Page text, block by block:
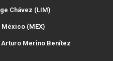
Chávez (LIM)
(MEX)
Merino Benítez